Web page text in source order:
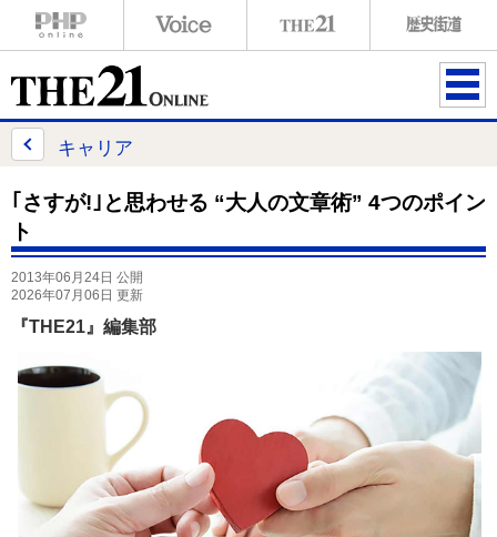
ME
キャリア
｢さすが!｣と思わせる “大人の文章術” 4つのポイン
ト
2013年06月24日 公開
2026年07月06日 更新
『THE21』編集部